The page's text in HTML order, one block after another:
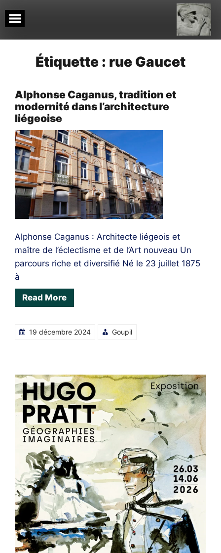
to
content
Étiquette : rue Gaucet
Alphonse Caganus, tradition et
modernité dans l’architecture
liégeoise
Alphonse Caganus : Architecte liégeois et
maître de l’éclectisme et de l’Art nouveau Un
parcours riche et diversifié Né le 23 juillet 1875
à
Read More
19 décembre 2024 Goupil